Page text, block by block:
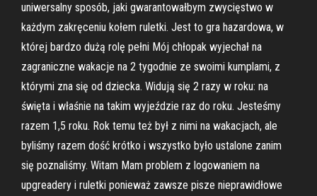
uniwersalny sposób, jaki gwarantowałbym zwycięstwo w
każdym zakręceniu kołem ruletki. Jest to gra hazardowa, w
której bardzo dużą rolę pełni Mój chłopak wyjechał na
zagraniczne wakacje na 2 tygodnie ze swoimi kumplami, z
którymi zna się od dziecka. Widują się 2 razy w roku: na
święta i właśnie na takim wyjeździe raz do roku. Jesteśmy
razem 1,5 roku. Rok temu też był z nimi na wakacjach, ale
byliśmy razem dość krótko i wszystko było ustalone zanim
się poznaliśmy. Witam Mam problem z logowaniem na
upgreadery i ruletki ponieważ zawsze pisze nieprawidłowe